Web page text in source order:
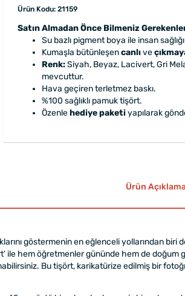
Ürün Kodu: 21159
Satın Almadan Önce Bilmeniz
Su bazlı pigment boya ile insan
Kumaşla bütünleşencanlıve
Renk:Siyah, Beyaz, Lacivert, Gri
mevcuttur.
Hava geçiren terletmez baskı.
%100 sağlıklı pamuk tişört.
Özenlehediye paketiyapılarak
Ürün
göstermenin en eğlenceli yollarından biri
ile hem öğretmenler gününde hem de
Bu tişört, karikatürize edilmiş bir